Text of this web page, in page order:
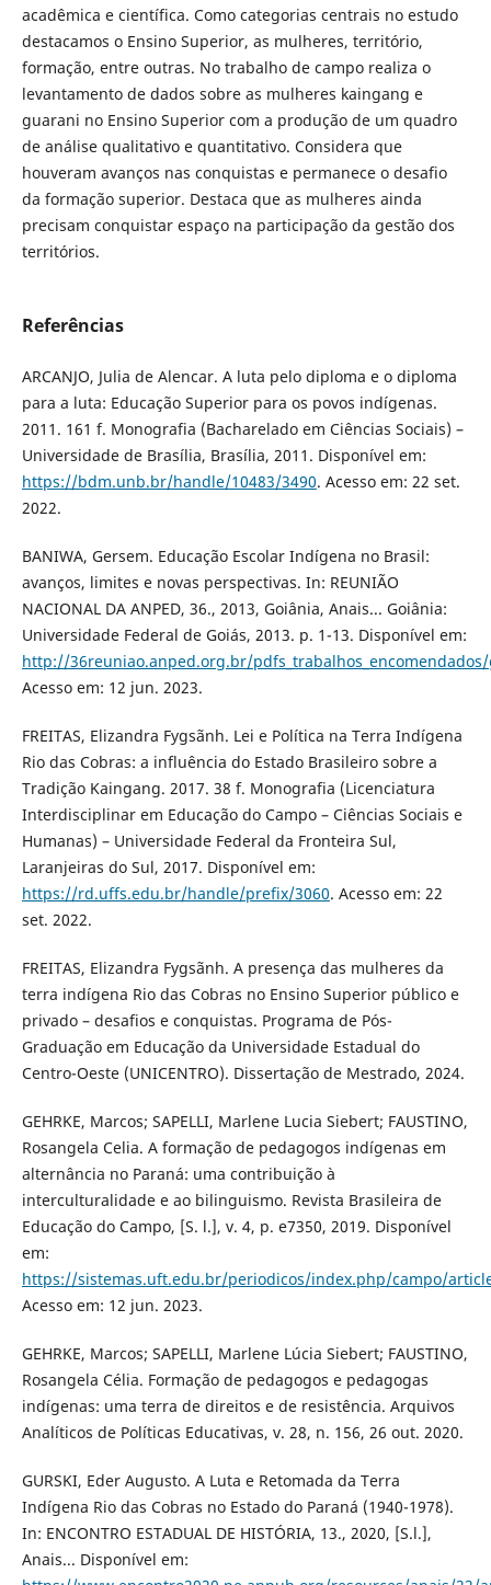
acadêmica e científica. Como categorias centrais no estudo
destacamos o Ensino Superior, as mulheres, território,
formação, entre outras. No trabalho de campo realiza o
levantamento de dados sobre as mulheres kaingang e
guarani no Ensino Superior com a produção de um quadro
de análise qualitativo e quantitativo. Considera que
houveram avanços nas conquistas e permanece o desafio
da formação superior. Destaca que as mulheres ainda
precisam conquistar espaço na participação da gestão dos
territórios.
Referências
ARCANJO, Julia de Alencar. A luta pelo diploma e o diploma
para a luta: Educação Superior para os povos indígenas.
2011. 161 f. Monografia (Bacharelado em Ciências Sociais) –
Universidade de Brasília, Brasília, 2011. Disponível em:
https://bdm.unb.br/handle/10483/3490. Acesso em: 22 set.
2022.
BANIWA, Gersem. Educação Escolar Indígena no Brasil:
avanços, limites e novas perspectivas. In: REUNIÃO
NACIONAL DA ANPED, 36., 2013, Goiânia, Anais... Goiânia:
Universidade Federal de Goiás, 2013. p. 1-13. Disponível em:
http://36reuniao.anped.org.br/
Acesso em: 12 jun. 2023.
FREITAS, Elizandra Fygsãnh. Lei e Política na Terra Indígena
Rio das Cobras: a influência do Estado Brasileiro sobre a
Tradição Kaingang. 2017. 38 f. Monografia (Licenciatura
Interdisciplinar em Educação do Campo – Ciências Sociais e
Humanas) – Universidade Federal da Fronteira Sul,
Laranjeiras do Sul, 2017. Disponível em:
https://rd.uffs.edu.br/handle/prefix/3060. Acesso em: 22
set. 2022.
FREITAS, Elizandra Fygsãnh. A presença das mulheres da
terra indígena Rio das Cobras no Ensino Superior público e
privado – desafios e conquistas. Programa de Pós-
Graduação em Educação da Universidade Estadual do
Centro-Oeste (UNICENTRO). Dissertação de Mestrado, 2024.
GEHRKE, Marcos; SAPELLI, Marlene Lucia Siebert; FAUSTINO,
Rosangela Celia. A formação de pedagogos indígenas em
alternância no Paraná: uma contribuição à
interculturalidade e ao bilinguismo. Revista Brasileira de
Educação do Campo, [S. l.], v. 4, p. e7350, 2019. Disponível
em:
https://sistemas.uft.edu.br/periodicos/index.php/campo/
Acesso em: 12 jun. 2023.
GEHRKE, Marcos; SAPELLI, Marlene Lúcia Siebert; FAUSTINO,
Rosangela Célia. Formação de pedagogos e pedagogas
indígenas: uma terra de direitos e de resistência. Arquivos
Analíticos de Políticas Educativas, v. 28, n. 156, 26 out. 2020.
GURSKI, Eder Augusto. A Luta e Retomada da Terra
Indígena Rio das Cobras no Estado do Paraná (1940-1978).
In: ENCONTRO ESTADUAL DE HISTÓRIA, 13., 2020, [S.l.],
Anais... Disponível em: